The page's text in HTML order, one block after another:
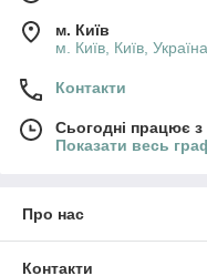
м. Київ
м. Київ, Київ, Україна
Контакти
Сьогодні працює
Показати весь
Про нас
Контакти